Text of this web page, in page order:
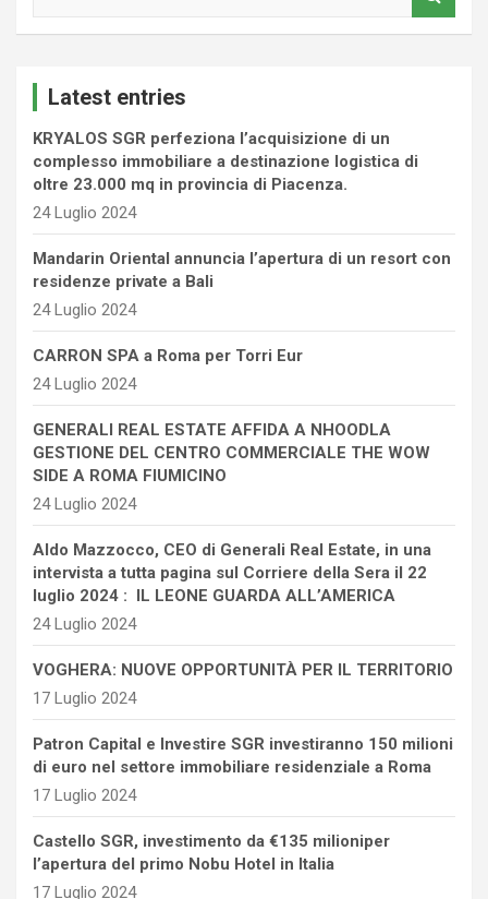
Latest entries
KRYALOS SGR perfeziona l’acquisizione di un
complesso immobiliare a destinazione logistica di
oltre 23.000 mq in provincia di Piacenza.
24 Luglio 2024
Mandarin Oriental annuncia l’apertura di un resort con
residenze private a Bali
24 Luglio 2024
CARRON SPA a Roma per Torri Eur
24 Luglio 2024
GENERALI REAL ESTATE AFFIDA A NHOODLA
GESTIONE DEL CENTRO COMMERCIALE THE WOW
SIDE A ROMA FIUMICINO
24 Luglio 2024
Aldo Mazzocco, CEO di Generali Real Estate, in una
intervista a tutta pagina sul Corriere della Sera il 22
luglio 2024 : IL LEONE GUARDA ALL’AMERICA
24 Luglio 2024
VOGHERA: NUOVE OPPORTUNITÀ PER IL TERRITORIO
17 Luglio 2024
Patron Capital e Investire SGR investiranno 150 milioni
di euro nel settore immobiliare residenziale a Roma
17 Luglio 2024
Castello SGR, investimento da €135 milioniper
l’apertura del primo Nobu Hotel in Italia
17 Luglio 2024